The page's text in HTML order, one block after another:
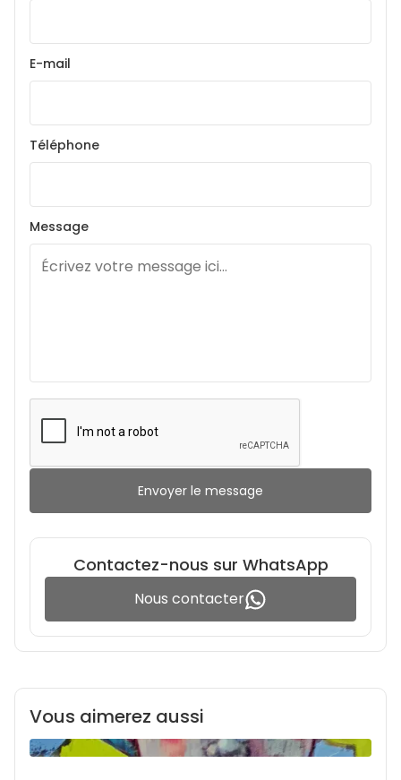
E-mail
Téléphone
Message
Envoyer le message
Contactez-nous sur WhatsApp
Nous contacter
Vous aimerez aussi